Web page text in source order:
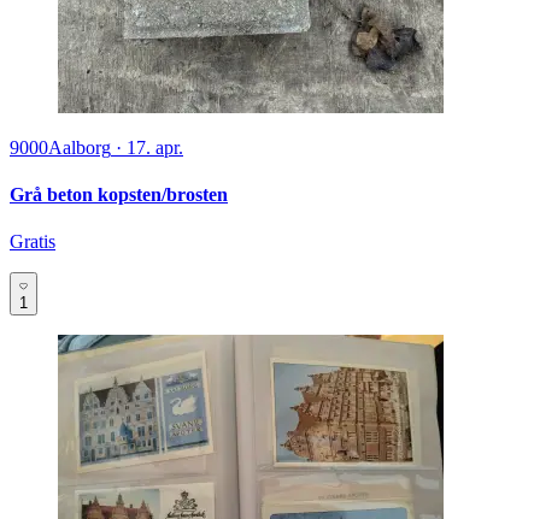
9000Aalborg · 17. apr.
Grå beton kopsten/brosten
Gratis
1